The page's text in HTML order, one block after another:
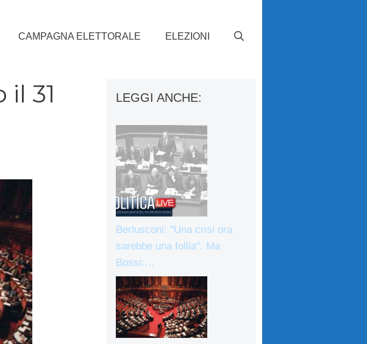
CAMPAGNA ELETTORALE ELEZIONI
31
LEGGI ANCHE:
Berlusconi: "Una crisi ora
sarebbe una follia". Ma
Bossi:…